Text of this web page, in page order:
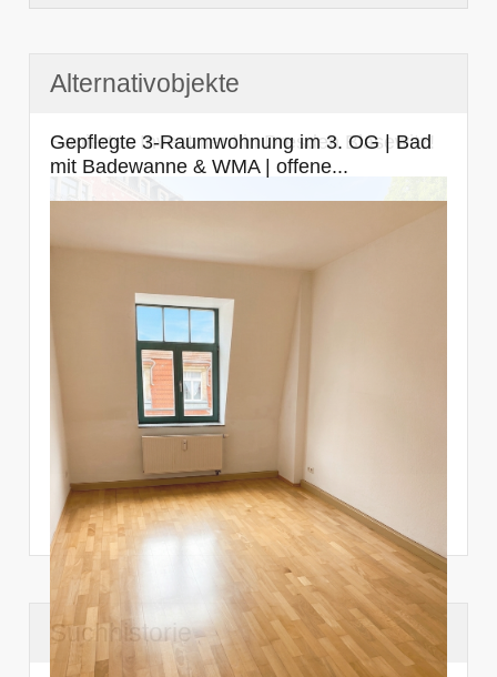
Alternativobjekte
Gepflegte 3-Raumwohnung im 3. OG | Bad
mit Badewanne & WMA | offene...
Saniertes Investment in Dresden Blasewitz!
Suchhistorie